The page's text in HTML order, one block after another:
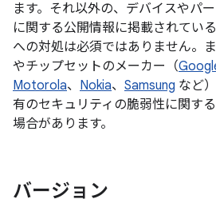
ます。それ以外の、デバイスやパ
に関する公開情報に掲載されてい
への対処は必須ではありません。
やチップセットのメーカー（
Motorola、 Nokia、 Samsung など
有のセキュリティの脆弱性に関す
場合があります。
バージョン